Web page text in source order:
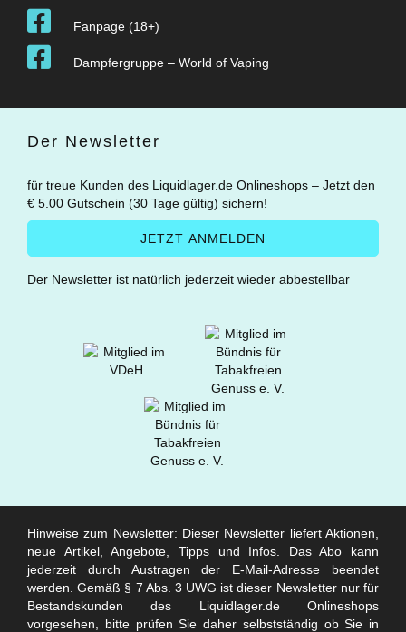
Fanpage (18+)
Dampfergruppe – World of Vaping
Der Newsletter
für treue Kunden des Liquidlager.de Onlineshops – Jetzt den
€ 5.00 Gutschein (30 Tage gültig) sichern!
Der Newsletter ist natürlich jederzeit wieder abbestellbar
Hinweise zum Newsletter: Dieser Newsletter liefert Aktionen,
neue Artikel, Angebote, Tipps und Infos. Das Abo kann
jederzeit durch Austragen der E-Mail-Adresse beendet
werden. Gemäß § 7 Abs. 3 UWG ist dieser Newsletter nur für
Bestandskunden des Liquidlager.de Onlineshops
vorgesehen, bitte prüfen Sie daher selbstständig ob Sie in